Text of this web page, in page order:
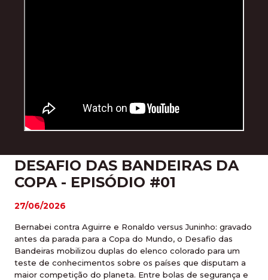
DESAFIO DAS BANDEIRAS DA
COPA - EPISÓDIO #01
27/06/2026
Bernabei contra Aguirre e Ronaldo versus Juninho: gravado
antes da parada para a Copa do Mundo, o Desafio das
Bandeiras mobilizou duplas do elenco colorado para um
teste de conhecimentos sobre os países que disputam a
maior competição do planeta. Entre bolas de segurança e